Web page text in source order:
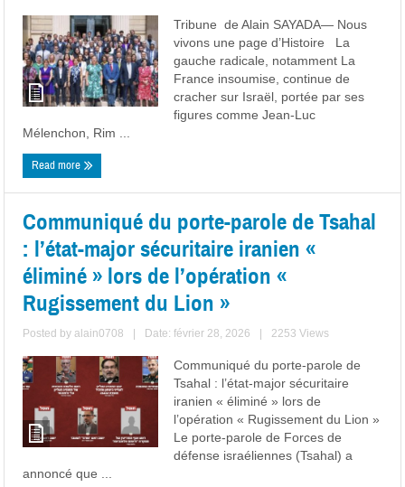
Tribune de Alain SAYADA— Nous
vivons une page d’Histoire La
gauche radicale, notamment La
France insoumise, continue de
cracher sur Israël, portée par ses
figures comme Jean-Luc
Mélenchon, Rim ...
Read more
Communiqué du porte-parole de Tsahal
: l’état-major sécuritaire iranien «
éliminé » lors de l’opération «
Rugissement du Lion »
Posted byalain0708 Date: février 28, 2026 2253 Views
Communiqué du porte-parole de
Tsahal : l’état-major sécuritaire
iranien « éliminé » lors de
l’opération « Rugissement du Lion »
Le porte-parole de Forces de
défense israéliennes (Tsahal) a
annoncé que ...